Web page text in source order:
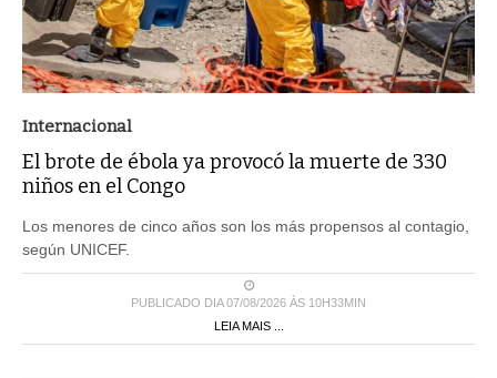
Internacional
El brote de ébola ya provocó la muerte de 330
niños en el Congo
Los menores de cinco años son los más propensos al contagio,
según UNICEF.
PUBLICADO DIA 07/08/2026 ÀS 10H33MIN
LEIA MAIS ...